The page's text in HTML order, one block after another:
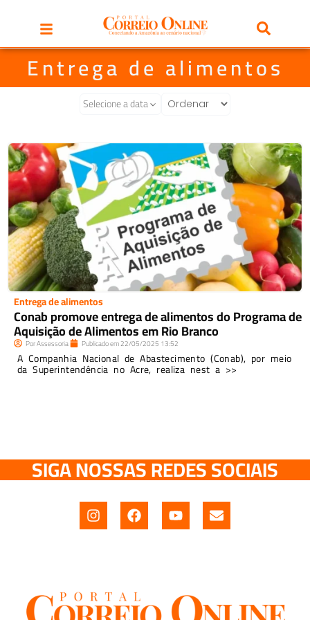
Entrega de alimentos
Selecione a data
Entrega de alimentos
Conab promove entrega de alimentos do Programa de
Aquisição de Alimentos em Rio Branco
PorAssessoria Publicado em22/05/2025 13:52
A Companhia Nacional de Abastecimento (Conab), por meio
da Superintendência no Acre, realiza nest a >>
SIGA NOSSAS REDES SOCIAIS